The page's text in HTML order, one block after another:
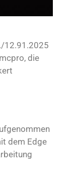
12.91.2025
die
dem Edge